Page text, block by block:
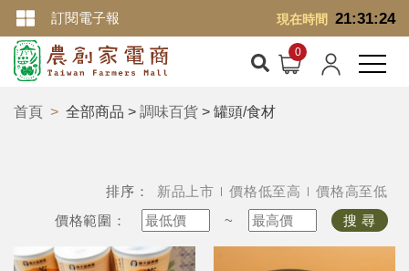
現在時間 21:31:24
訂閱電子報
首頁 全部商品 > 調味百貨 > 罐頭/食材
排序： 新品上市 價格低至高
價格高至低
價格範圍：
~ 搜 尋